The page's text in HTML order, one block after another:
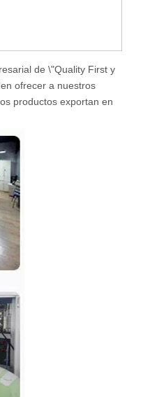
de \"Quality First y
ofrecer a nuestros
productos exportan en